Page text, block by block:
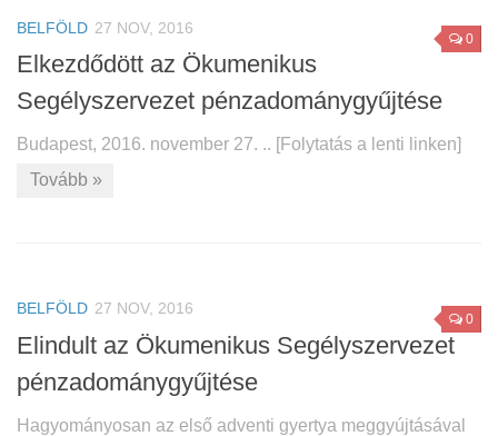
0
BELFÖLD 27 NOV, 2016
Elkezdődött az Ökumenikus
Segélyszervezet pénzadománygyűjtése
Budapest, 2016. november 27. .. [Folytatás a lenti linken]
Tovább »
0
BELFÖLD 27 NOV, 2016
Elindult az Ökumenikus Segélyszervezet
pénzadománygyűjtése
Hagyományosan az első adventi gyertya meggyújtásával